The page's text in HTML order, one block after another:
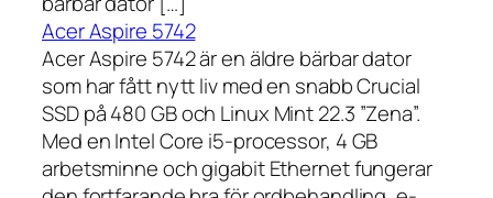
Acer Aspire 5742
Acer Aspire 5742 är en äldre bärbar dator
som har fått nytt liv med en snabb Crucial
SSD på 480 GB och Linux Mint 22.3 ”Zena”.
Med en Intel Core i5-processor, 4 GB
arbetsminne och gigabit Ethernet fungerar